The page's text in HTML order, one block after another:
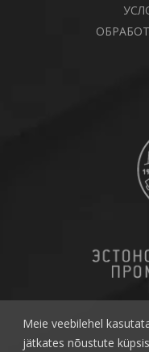
Meie veebilehel
jätkates nõustute